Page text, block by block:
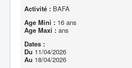
Activité : BAFA
Age Mini : 16 ans
Age Maxi : ans
Dates :
Du 11/04/2026
Au 18/04/2026